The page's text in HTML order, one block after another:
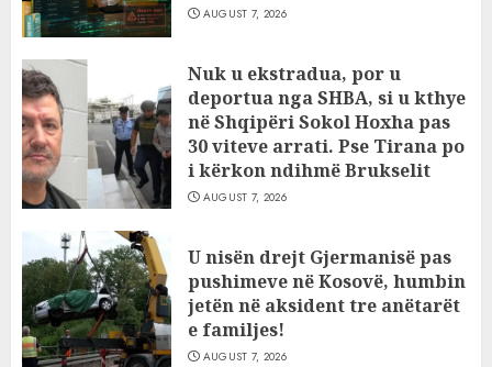
AUGUST 7, 2026
Nuk u ekstradua, por u
deportua nga SHBA, si u kthye
në Shqipëri Sokol Hoxha pas
30 viteve arrati. Pse Tirana po
i kërkon ndihmë Brukselit
AUGUST 7, 2026
U nisën drejt Gjermanisë pas
pushimeve në Kosovë, humbin
jetën në aksident tre anëtarët
e familjes!
AUGUST 7, 2026